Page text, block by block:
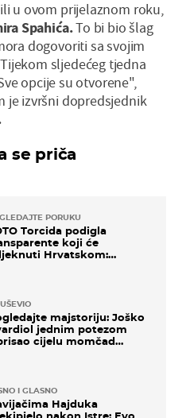
u ovom prijelaznom roku,
Spahića.To bi bio šlag
dogovoriti sa svojim
sljedećeg tjedna
opcije su otvorene",
je izvršni dopredsjednik
se priča
PORUKU
Torcida podigla
koji će
Hrvatskom:
majstoriju: Joško
jednim potezom
cijelu momčad
I GLASNO
Hajduka